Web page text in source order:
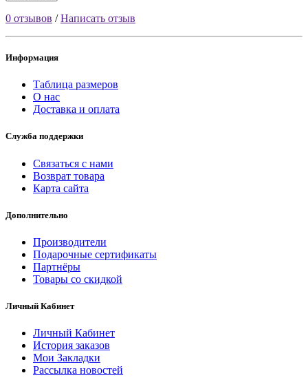
0 отзывов /Написать отзыв
Информация
Таблица размеров
О нас
Доставка и оплата
Служба поддержки
Связаться с нами
Возврат товара
Карта сайта
Дополнительно
Производители
Подарочные сертификаты
Партнёры
Товары со скидкой
Личный Кабинет
Личный Кабинет
История заказов
Мои Закладки
Рассылка новостей